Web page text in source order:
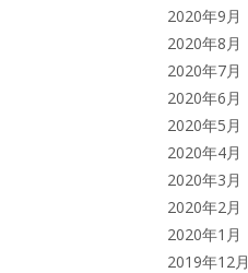
2020年9月
2020年8月
2020年7月
2020年6月
2020年5月
2020年4月
2020年3月
2020年2月
2020年1月
2019年12月